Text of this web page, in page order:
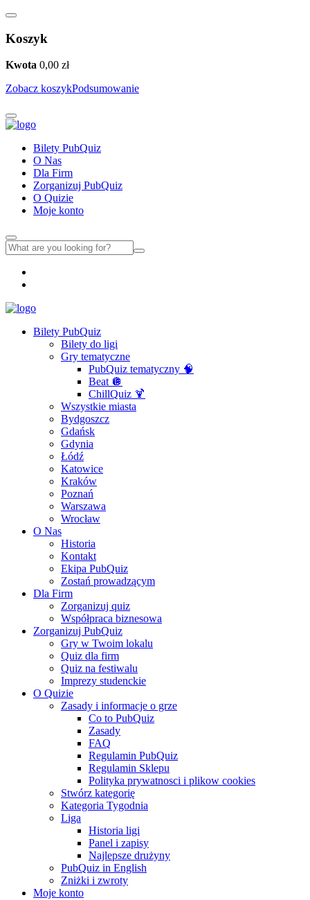
Koszyk
Kwota 0,00 zł
Zobacz koszykPodsumowanie
Bilety PubQuiz
O Nas
Dla Firm
Zorganizuj PubQuiz
O Quizie
Moje konto
Bilety PubQuiz
Bilety do ligi
Gry tematyczne
PubQuiz tematyczny 🧠
Beat 🪩
ChillQuiz 🍹
Wszystkie miasta
Bydgoszcz
Gdańsk
Gdynia
Łódź
Katowice
Kraków
Poznań
Warszawa
Wrocław
O Nas
Historia
Kontakt
Ekipa PubQuiz
Zostań prowadzącym
Dla Firm
Zorganizuj quiz
Współpraca biznesowa
Zorganizuj PubQuiz
Gry w Twoim lokalu
Quiz dla firm
Quiz na festiwalu
Imprezy studenckie
O Quizie
Zasady i informacje o grze
Co to PubQuiz
Zasady
FAQ
Regulamin PubQuiz
Regulamin Sklepu
Polityka prywatnosci i plikow cookies
Stwórz kategorię
Kategoria Tygodnia
Liga
Historia ligi
Panel i zapisy
Najlepsze drużyny
PubQuiz in English
Zniżki i zwroty
Moje konto